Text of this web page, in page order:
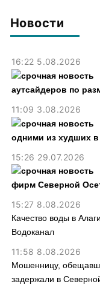
Новости
16:22 5.08.2026
аутсайдеров по
11:09 3.08.2026
одними из худших
15:26 29.07.2026
фирм Северной
15:27 8.08.2026
Качество воды в
Водоканал
11:58 8.08.2026
Мошенницу,
задержали в